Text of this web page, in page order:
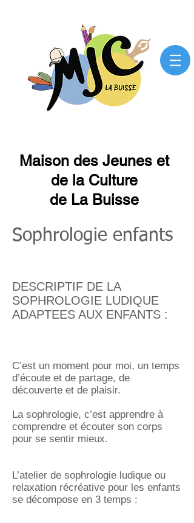
Maison des Jeunes et
de la Culture
de La Buisse
Sophrologie enfants
DESCRIPTIF DE LA
SOPHROLOGIE LUDIQUE
ADAPTEES AUX ENFANTS :
C’est un moment pour moi, un temps
d’écoute et de partage, de
découverte et de plaisir.
La sophrologie, c’est apprendre à
comprendre et écouter son corps
pour se sentir mieux.
L’atelier de sophrologie ludique ou
relaxation récréative pour les enfants
se décompose en 3 temps :